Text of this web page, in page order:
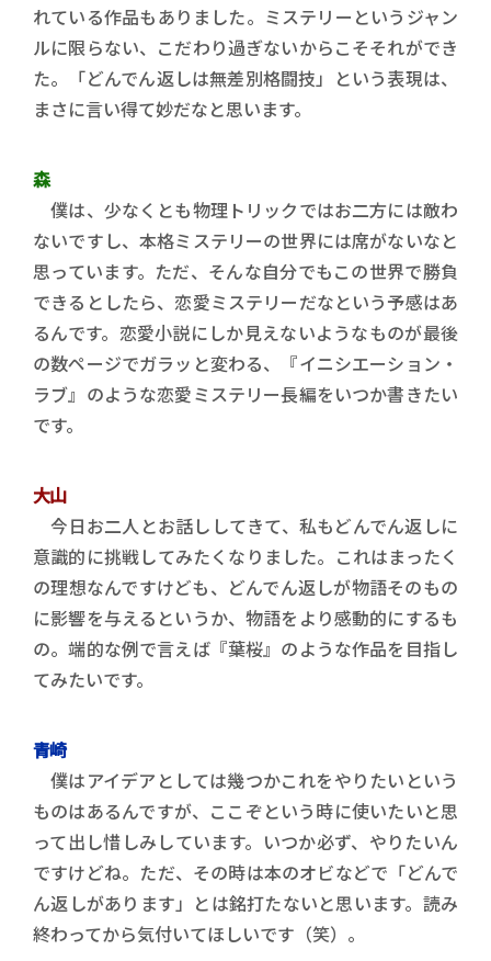
れている作品もありました。ミステリーというジャン
ルに限らない、こだわり過ぎないからこそそれができ
た。「どんでん返しは無差別格闘技」という表現は、
まさに言い得て妙だなと思います。
森
僕は、少なくとも物理トリックではお二方には敵わ
ないですし、本格ミステリーの世界には席がないなと
思っています。ただ、そんな自分でもこの世界で勝負
できるとしたら、恋愛ミステリーだなという予感はあ
るんです。恋愛小説にしか見えないようなものが最後
の数ページでガラッと変わる、『イニシエーション・
ラブ』のような恋愛ミステリー長編をいつか書きたい
です。
大山
今日お二人とお話ししてきて、私もどんでん返しに
意識的に挑戦してみたくなりました。これはまったく
の理想なんですけども、どんでん返しが物語そのもの
に影響を与えるというか、物語をより感動的にするも
の。端的な例で言えば『葉桜』のような作品を目指し
てみたいです。
青崎
僕はアイデアとしては幾つかこれをやりたいという
ものはあるんですが、ここぞという時に使いたいと思
って出し惜しみしています。いつか必ず、やりたいん
ですけどね。ただ、その時は本のオビなどで「どんで
ん返しがあります」とは銘打たないと思います。読み
終わってから気付いてほしいです（笑）。